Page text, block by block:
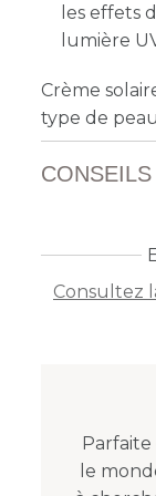
les effets
lumière
Crème
type de
CONSEILS
Consultez
le